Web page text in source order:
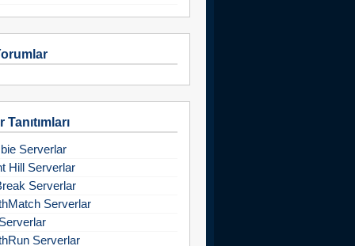
Tanıtımları
Serverlar
Hill Serverlar
Serverlar
Serverlar
Serverlar